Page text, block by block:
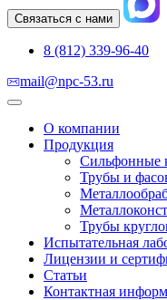
Связаться с нами
8 (812) 339-96-40
mail@npc-53.ru
О компании
Продукция
Сильфонные
Трубы и
Трубы
Испытательная
Лицензии и
Статьи
Контактная